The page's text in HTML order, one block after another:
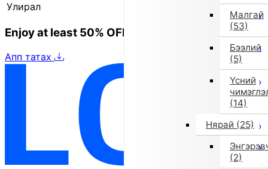
Малгай
(53)
Бээлий
(5)
Үсний
(14)
Нярай (25)
(2)
Улирал
2025 оны намар/өвөл
Enjoy at least 50% OFF Tokyo fashion
Апп татах